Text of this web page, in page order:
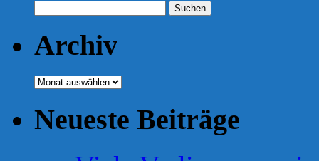
nach:
Archiv
Archiv
Neueste Beiträge